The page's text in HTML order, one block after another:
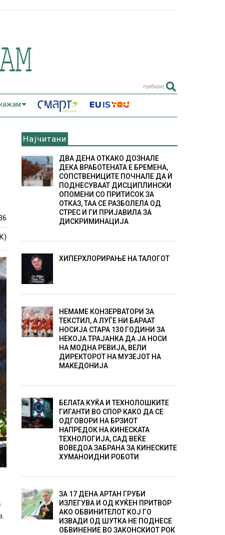
пребарај
Најчитани
ДВА ДЕНА ОТКАКО ДОЗНАЛЕ
ДЕКА ВРАБОТЕНАТА Е БРЕМЕНА,
СОПСТВЕНИЦИТЕ ПОЧНАЛЕ ДА Ѝ
ПОДНЕСУВААТ ДИСЦИПЛИНСКИ
ОПОМЕНИ СО ПРИТИСОК ЗА
ОТКАЗ, ТАА СЕ РАЗБОЛЕЛА ОД
СТРЕС И ГИ ПРИЈАВИЛА ЗА
ДИСКРИМИНАЦИЈА
ХИПЕРХЛОРИРАЊЕ НА ТАЛОГОТ
НЕМАМЕ КОНЗЕРВАТОРИ ЗА
ТЕКСТИЛ, А ЛУЃЕ НИ БАРААТ
НОСИЈА СТАРА 130 ГОДИНИ ЗА
НЕКОЈА ТРАЈАНКА ДА ЈА НОСИ
НА МОДНА РЕВИЈА, ВЕЛИ
ДИРЕКТОРОТ НА МУЗЕЈОТ НА
МАКЕДОНИЈА
БЕЛАТА КУЌА И ТЕХНОЛОШКИТЕ
ГИГАНТИ ВО СПОР КАКО ДА СЕ
ОДГОВОРИ НА БРЗИОТ
НАПРЕДОК НА КИНЕСКАТА
ТЕХНОЛОГИЈА, САД ВЕЌЕ
ВОВЕДОА ЗАБРАНА ЗА КИНЕСКИТЕ
ХУМАНОИДНИ РОБОТИ
ЗА 17 ДЕНА АРТАН ГРУБИ
ИЗЛЕГУВА И ОД КУЌЕН ПРИТВОР
АКО ОБВИНИТЕЛОТ КОЈ ГО
ИЗВАДИ ОД ШУТКА НЕ ПОДНЕСЕ
ОБВИНЕНИЕ ВО ЗАКОНСКИОТ РОК